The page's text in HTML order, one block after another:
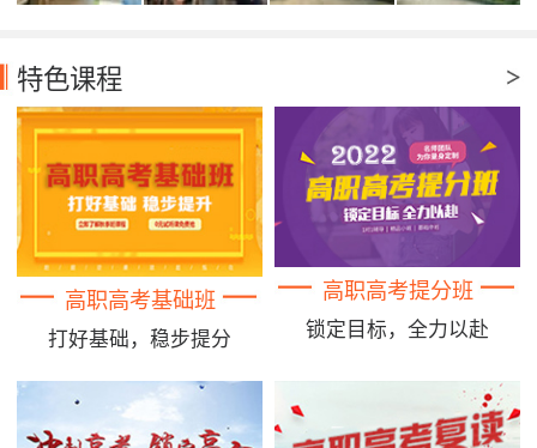
特色课程
高职高考基础班
打好基础，稳步提分
高职高考提分班
锁定目标，全力以赴